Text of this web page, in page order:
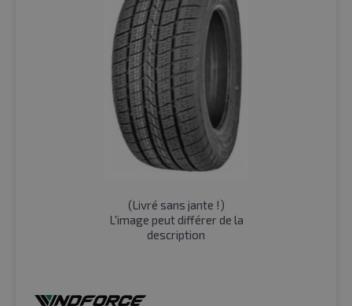
(Livré sans jante !)
L'image peut différer de la
description